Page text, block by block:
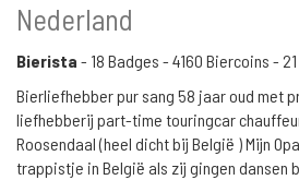
Nederland
Bierista - 18 Badges - 4160 Biercoins -
Bierliefhebber pur sang 58 jaar oud met
liefhebberij part-time touringcar
Roosendaal (heel dicht bij België ) Mijn
trappistje in België als zij gingen dansen